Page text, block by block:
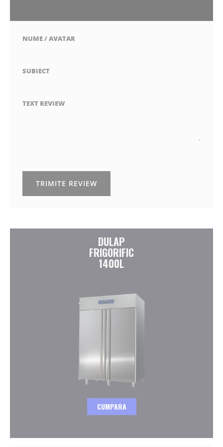
NUME / AVATAR
SUBIECT
TEXT REVIEW
TRIMITE REVIEW
DULAP
FRIGORIFIC
1400L
CUMPARA